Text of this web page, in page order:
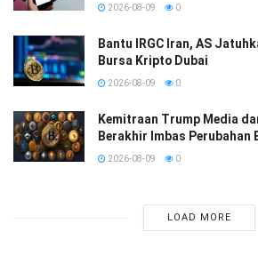
2026-08-09 0
Bantu IRGC Iran, AS
Bursa Kripto Dubai
2026-08-09 0
Kemitraan Trump Media
Berakhir Imbas Perubahan
2026-08-09 0
LOAD MORE